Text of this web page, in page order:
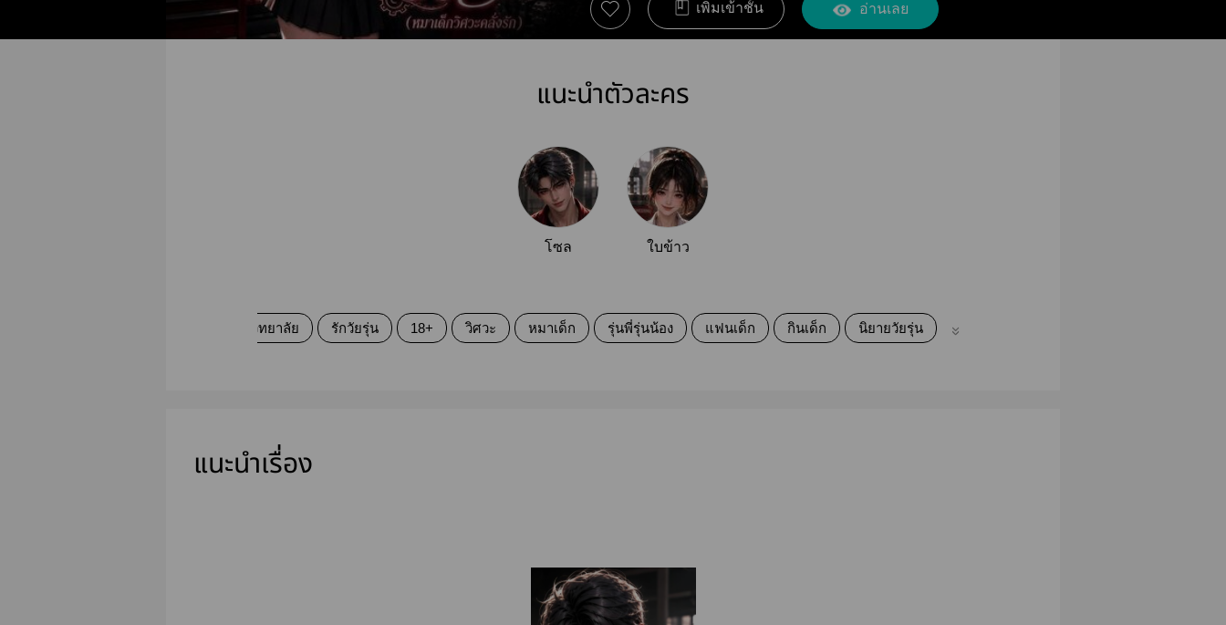
เพิ่มเข้าชั้น อ่านเลย
แนะนำตัวละคร
โซล ใบข้าว
มหาวิทยาลัย รักวัยรุ่น 18+ วิศวะ หมาเด็ก รุ่นพี่รุ่นน้อง แฟนเด็ก กินเด็ก นิยายวัยรุ่น
แนะนำเรื่อง